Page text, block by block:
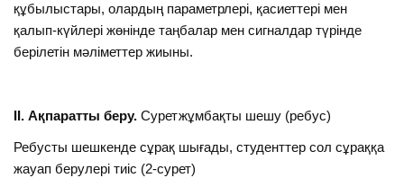
құбылыстары, олардың параметрлері, қасиеттері мен
қалып-күйлері жөнінде таңбалар мен сигналдар түрінде
берілетін мәліметтер жиыны.
ІІ. Ақпаратты беру.Суретжұмбақты шешу (ребус)
Ребусты шешкенде сұрақ шығады, студенттер сол сұраққа
жауап берулері тиіс (2-сурет)